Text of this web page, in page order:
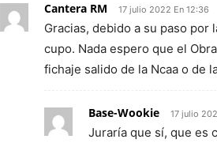
Cantera RM 17 julio 2022 En 12:36
Gracias, debido a su paso
cupo. Nada espero que el
fichaje salido de la Ncaa o de
Base-Wookie 17 julio
Juraría que sí, que es